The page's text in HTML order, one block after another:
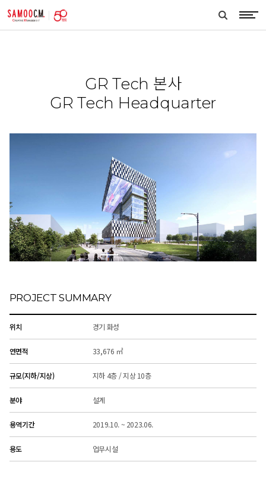
samoocm
search
GR Tech 본사
GR Tech Headquarter
PROJECT SUMMARY
위치 경기 화성
연면적 33,676 ㎡
규모(지하/지상) 지하 4층 / 지상 10층
분야 설계
용역기간 2019.10. ~ 2023.06.
용도 업무시설